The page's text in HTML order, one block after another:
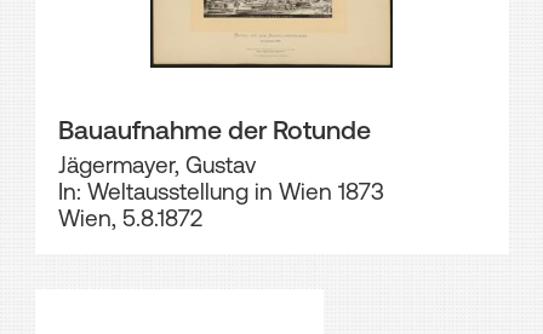
Bauaufnahme der Rotunde
Jägermayer, Gustav
In: Weltausstellung in Wien 1873
Wien, 5.8.1872